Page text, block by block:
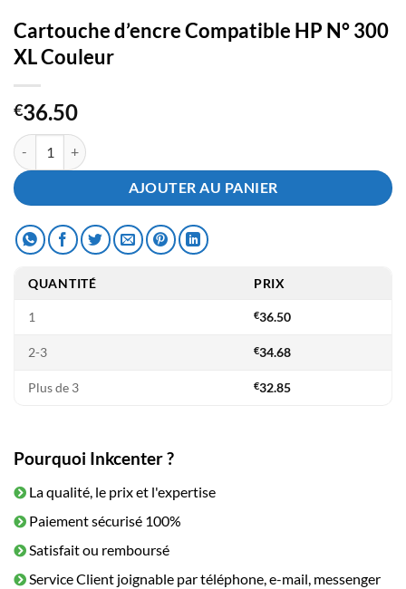
Cartouche d’encre Compatible HP N° 300
XL Couleur
€36.50
quantité de Cartouche d'encre Compatible HP N° 300 XL Couleur
AJOUTER AU PANIER
QUANTITÉ PRIX
1 €36.50
2-3 €34.68
Plus de 3 €32.85
Pourquoi Inkcenter ?
La qualité, le prix et l'expertise
Paiement sécurisé 100%
Satisfait ou remboursé
Service Client joignable par téléphone, e-mail, messenger